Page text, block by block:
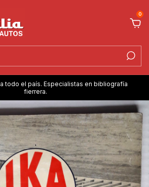
0
todo el país. Especialistas en bibliografía
fierrera.